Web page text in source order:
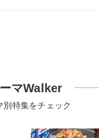
マWalker
別特集をチェック